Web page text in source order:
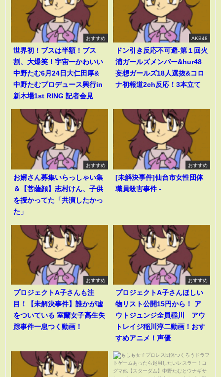
おすすめ
世界初！ブスは半額！ブス
割、大爆笑！宇宙一かわいい
中野たむ6月24日大仁田厚&
中野たむプロデュース興行in
新木場1st RING 記者会見
AKB48
ドン引き反応不可避-第１回火
浦ガールズメンバー&hur48
妄想ガールズ18人選抜&コロ
ナ初報道2ch反応！3本立て
おすすめ
お婿さん募集いらっしゃい集
＆【菩薩顔】志村けん、子供
を授かってた「共演したかっ
た」
おすすめ
[未解決事件]仙台市女性団体
職員殺害事件 -
おすすめ
プロジェクトA子さんも注
目！【未解決事件】誰かが嘘
をついている 室蘭女子高生失
踪事件一息つく動画！
おすすめ
プロジェクトA子さんほしい
物リスト公開15円から！ ア
ウトジュンジ全員稲川 アウ
トレイジ稲川淳二動画！おす
すめアニメ！声優